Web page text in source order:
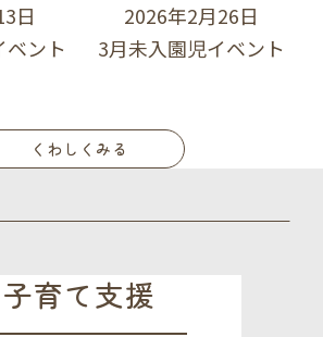
日
ント
2026年2月26日
3月未入園児イベント
くわしくみる
子育て支援